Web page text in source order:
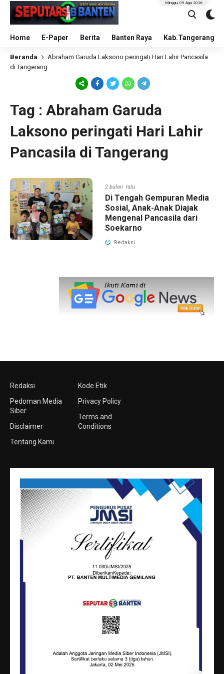
Home E-Paper Berita Banten Raya Kab.Tangerang
Minggu, 09 Agu 2026
Beranda
Abraham Garuda Laksono peringati Hari Lahir Pancasila
di Tangerang
Tag : Abraham Garuda
Laksono peringati Hari Lahir
Pancasila di Tangerang
2 bulan lalu
Di Tengah Gempuran Media
Sosial, Anak-Anak Diajak
Mengenal Pancasila dari
Soekarno
Redaksi
Redaksi
Pedoman Media
Siber
Disclaimer
Tentang Kami
Kode Etik
Privacy Policy
Terms and
Conditions